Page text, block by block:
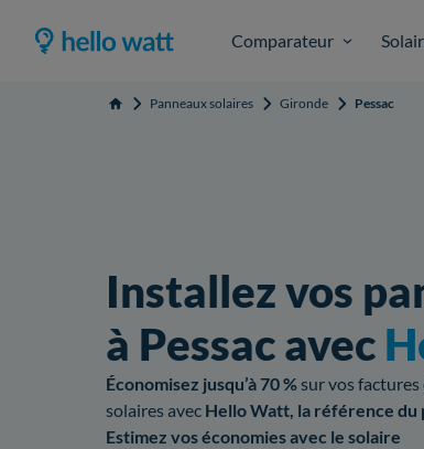
Comparateur
Accueil Panneaux solaires Gironde Pessac
Installez vos
à Pessac avec
Économisez jusqu’à 70 %sur vos
solaires avec Hello Watt, la référence
Estimez vos économies avec le solaire